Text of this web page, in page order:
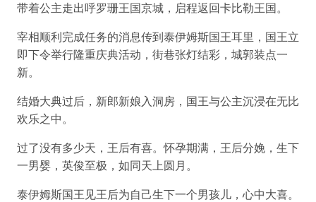
带着公主走出呼罗珊王国京城，启程返回卡比勒王国。
宰相顺利完成任务的消息传到泰伊姆斯国王耳里，国王立
即下令举行隆重庆典活动，街巷张灯结彩，城郭装点一
新。
结婚大典过后，新郎新娘入洞房，国王与公主沉浸在无比
欢乐之中。
过了没有多少天，王后有喜。怀孕期满，王后分娩，生下
一男婴，英俊至极，如同天上圆月。
泰伊姆斯国王见王后为自己生下一个男孩儿，心中大喜。